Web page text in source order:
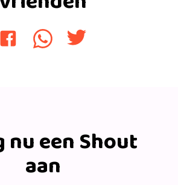
nu een Shout
aan